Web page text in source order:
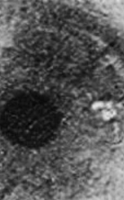
DE
DE RANI!
BASEADO NO
EM
PARA REDES SOCIAIS.
EM
SUAS HISTÓRIAS E
EXPERIÊNCIA PARA
OS MAIS ALTOS